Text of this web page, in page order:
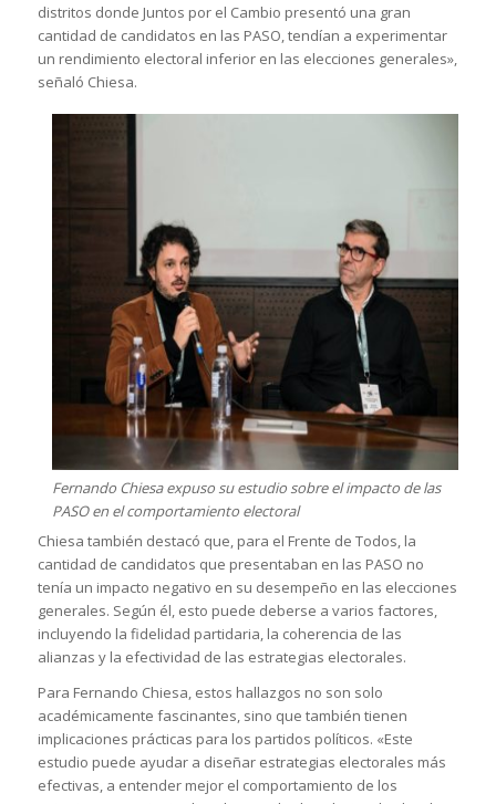
distritos donde Juntos por el Cambio presentó una gran
cantidad de candidatos en las PASO, tendían a experimentar
un rendimiento electoral inferior en las elecciones generales»,
señaló Chiesa.
Fernando Chiesa expuso su estudio sobre el impacto de las
PASO en el comportamiento electoral
Chiesa también destacó que, para el Frente de Todos, la
cantidad de candidatos que presentaban en las PASO no
tenía un impacto negativo en su desempeño en las elecciones
generales. Según él, esto puede deberse a varios factores,
incluyendo la fidelidad partidaria, la coherencia de las
alianzas y la efectividad de las estrategias electorales.
Para Fernando Chiesa, estos hallazgos no son solo
académicamente fascinantes, sino que también tienen
implicaciones prácticas para los partidos políticos. «Este
estudio puede ayudar a diseñar estrategias electorales más
efectivas, a entender mejor el comportamiento de los